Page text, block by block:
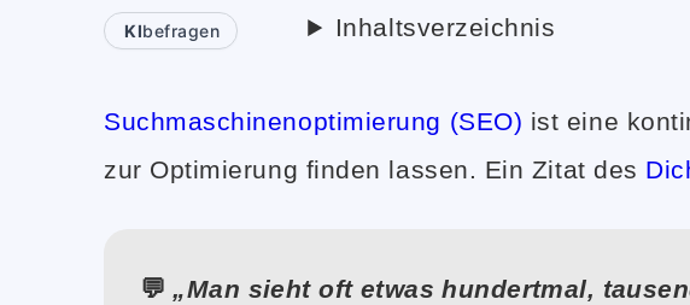
KIbefragen Inhaltsverzeichnis
Suchmaschinenoptimierung (SEO) ist eine
zur Optimierung finden lassen. Ein Zitat des
💬 „Man sieht oft etwas hundertmal,